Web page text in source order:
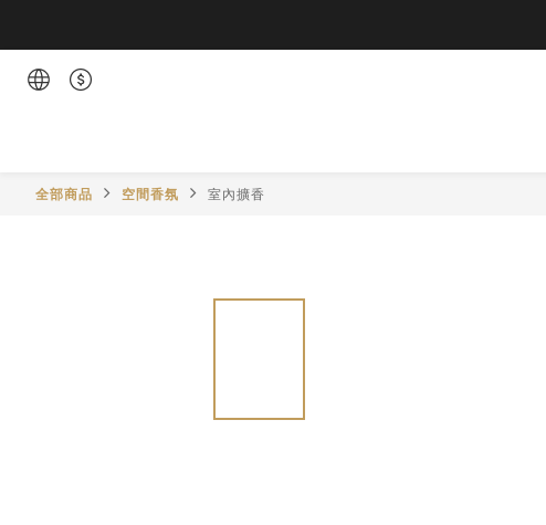
全部商品 空間香氛 室內擴香